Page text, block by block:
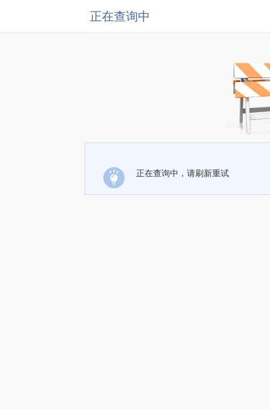
正在查询中
正在查询中，请刷新重试